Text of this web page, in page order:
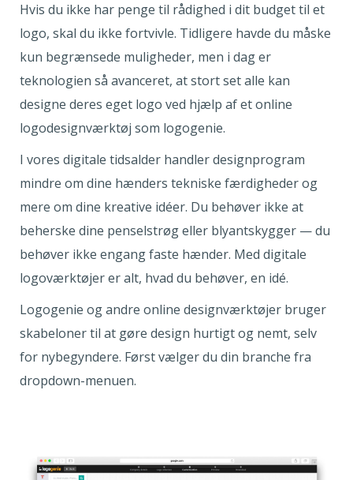
Hvis du ikke har penge til rådighed i dit budget til et
logo, skal du ikke fortvivle. Tidligere havde du måske
kun begrænsede muligheder, men i dag er
teknologien så avanceret, at stort set alle kan
designe deres eget logo ved hjælp af et online
logodesignværktøj som logogenie.
I vores digitale tidsalder handler designprogram
mindre om dine hænders tekniske færdigheder og
mere om dine kreative idéer. Du behøver ikke at
beherske dine penselstrøg eller blyantskygger — du
behøver ikke engang faste hænder. Med digitale
logoværktøjer er alt, hvad du behøver, en idé.
Logogenie og andre online designværktøjer bruger
skabeloner til at gøre design hurtigt og nemt, selv
for nybegyndere. Først vælger du din branche fra
dropdown-menuen.